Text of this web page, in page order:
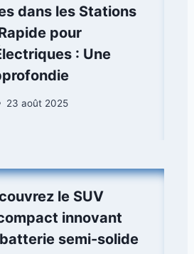
dans les Stations
pour
: Une
23 août 2025
le SUV
innovant
semi-solide